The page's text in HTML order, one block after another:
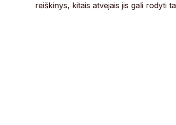
reiškinys, kitais atvejais jis gali rodyti